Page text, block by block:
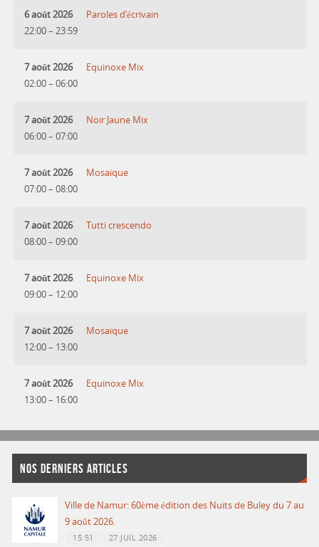
6 août 2026
22:00– 23:59
Paroles d’écrivain
7 août 2026
02:00– 06:00
Equinoxe Mix
7 août 2026
06:00– 07:00
Noir Jaune Mix
7 août 2026
07:00– 08:00
Mosaique
7 août 2026
08:00– 09:00
Tutti crescendo
7 août 2026
09:00– 12:00
Equinoxe Mix
7 août 2026
12:00– 13:00
Mosaique
7 août 2026
13:00– 16:00
Equinoxe Mix
NOS DERNIERS ARTICLES
Ville de Namur: 60ème édition des Nuits de Buley du 7 au
9 août 2026.
15:51 27 JUIL 2026